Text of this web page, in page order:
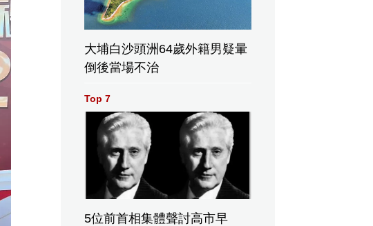
大埔白沙頭洲64歲外籍男疑暈
倒後當場不治
Top 7
5位前首相集體聲討高市早